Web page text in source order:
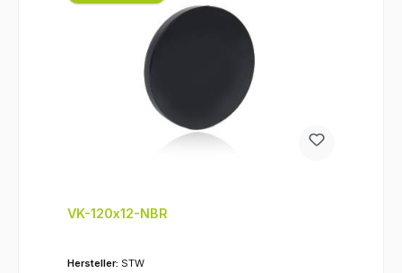
VK-120x12-NBR
Hersteller: STW